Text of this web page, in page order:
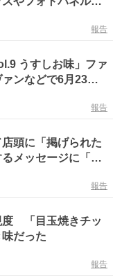
報告
うすしお味」ファ
ンなどで6月23日
報告
頭に「掲げられた
メッセージに「今
報告
度 「目玉焼きチッ
だった
報告